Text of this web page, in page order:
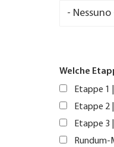
Welche
Etappe 1
Etappe 2
Etappe 3
Rundum-